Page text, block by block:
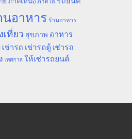
ภาคใต้
นอาหาร ร้านอาหาร
ที่ยว สุขภาพ อาหาร
เช่ารถ เช่ารถตู้ เช่ารถ
เทศกาล ให้เช่ารถยนต์